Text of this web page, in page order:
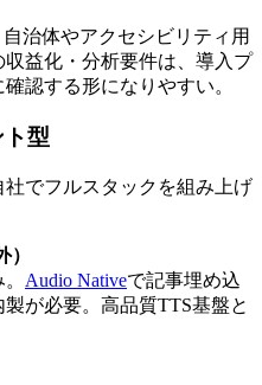
治体やアクセシビリティ用
益化・分析要件は、導入プ
認する形になりやすい。
型
でフルスタックを組み上げ
Audio Nativeで記事埋め込
が必要。高品質TTS基盤と